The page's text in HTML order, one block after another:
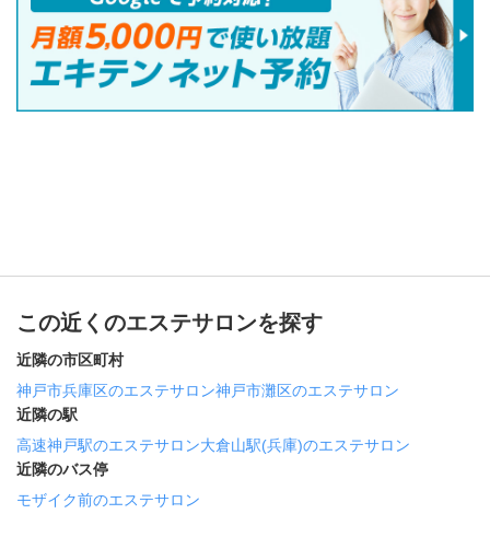
この近くのエステサロンを探す
近隣の市区町村
神戸市兵庫区のエステサロン神戸市灘区のエステサロン
近隣の駅
高速神戸駅のエステサロン大倉山駅(兵庫)のエステサロン
近隣のバス停
モザイク前のエステサロン